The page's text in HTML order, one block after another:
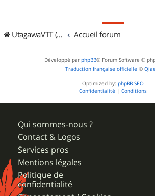
UtagawaVTT (Randos VTT et VTTAE avec traces GPS) Accueil forum
Développé par phpBB® Forum Software ©
Traduction française officielle ©
Optimized by: phpBB SEO
Confidentialité | Conditions
Qui sommes-nous ?
Contact & Logos
Services pros
Mentions légales
Politique de
confidentialité